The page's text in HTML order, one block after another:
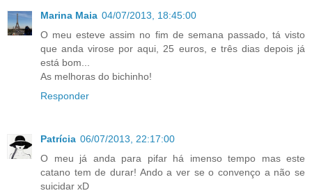
Marina Maia 04/07/2013, 18:45:00
O meu esteve assim no fim de semana passado, tá visto
que anda virose por aqui, 25 euros, e três dias depois já
está bom...
As melhoras do bichinho!
Responder
Patrícia 06/07/2013, 22:17:00
O meu já anda para pifar há imenso tempo mas este
catano tem de durar! Ando a ver se o convenço a não se
suicidar xD